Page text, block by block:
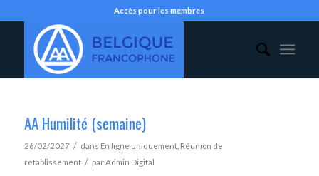
Accès pour les membres
AA Humilité (semaine)
26/02/2027 / dans En ligne uniquement, Réunion de
rétablissement / parAdmin Digital